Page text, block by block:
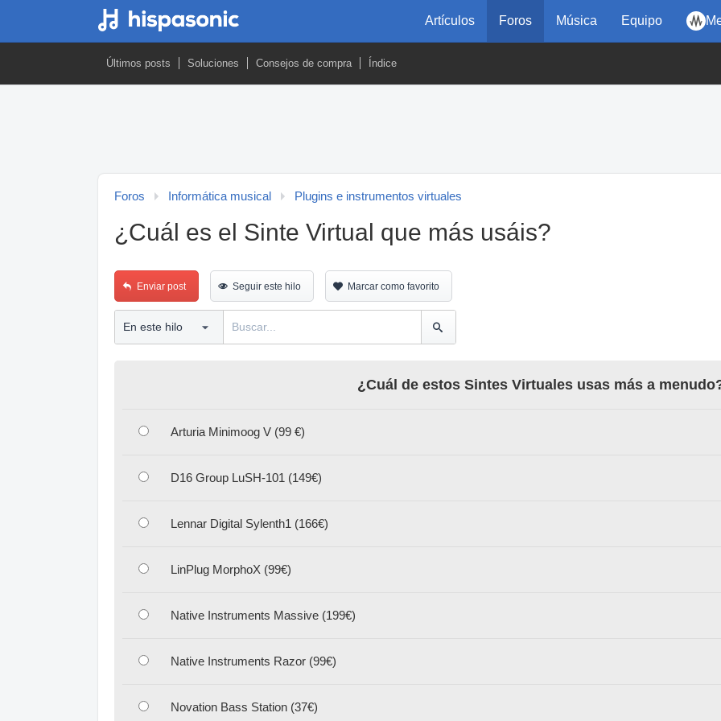
Artículos Foros Música Equipo
Últimos posts Soluciones Consejos de compra Índice
Foros Informática musical Plugins e instrumentos virtuales
¿Cuál es el Sinte Virtual que más usáis?
Enviar post Seguir este hilo Marcar como favorito
¿Cuál de estos Sintes Virtuales usas más a
Arturia Minimoog V (99 €)
D16 Group LuSH-101 (149€)
Lennar Digital Sylenth1 (166€)
LinPlug MorphoX (99€)
Native Instruments Massive (199€)
Native Instruments Razor (99€)
Novation Bass Station (37€)